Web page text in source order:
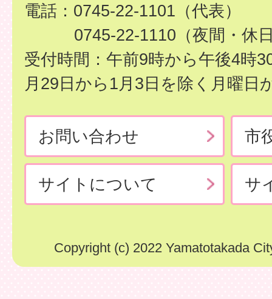
電話：0745-22-1101（代表）
0745-22-1110（夜間・休
受付時間：午前9時から午後4時
月29日から1月3日を除く月曜日
お問い合わせ 市
サイトについて サ
Copyright (c) 2022 Yamatotakada